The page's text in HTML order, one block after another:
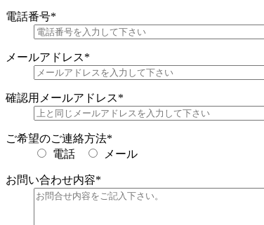
電話番号*
メールアドレス*
確認用メールアドレス*
ご希望のご連絡方法*
電話
メール
お問い合わせ内容*